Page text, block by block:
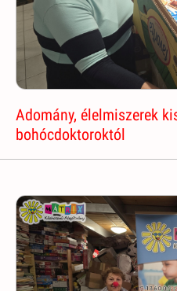
Adomány, élelmiszerek
bohócdoktoroktól